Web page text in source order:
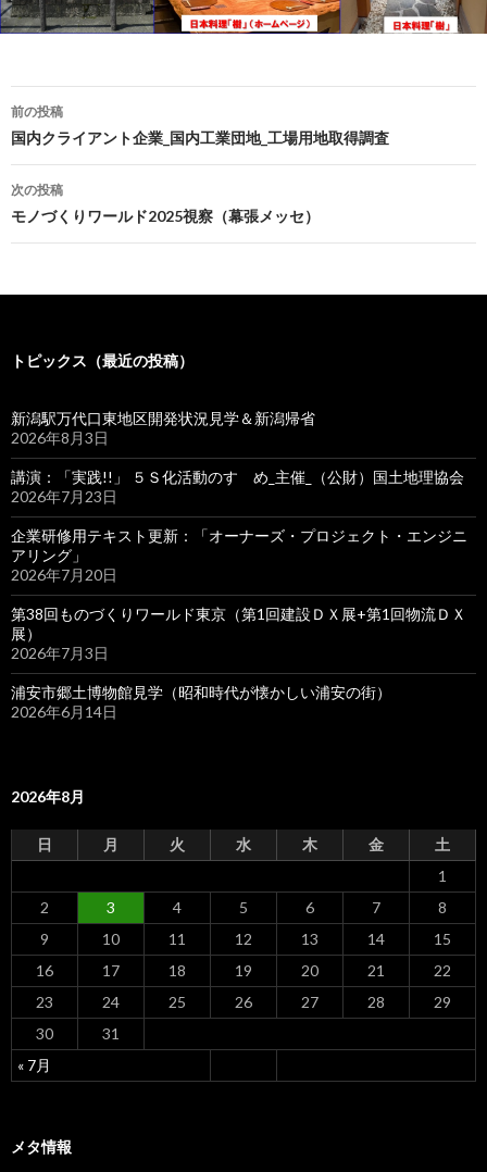
投稿ナビゲーション
前の投稿
国内クライアント企業_国内工業団地_工場用地取得調査
次の投稿
モノづくりワールド2025視察（幕張メッセ）
トピックス（最近の投稿）
新潟駅万代口東地区開発状況見学＆新潟帰省
2026年8月3日
講演：「実践!!」 ５Ｓ化活動のすゝめ_主催_（公財）国土地理協会
2026年7月23日
企業研修用テキスト更新：「オーナーズ・プロジェクト・エンジニ
アリング」
2026年7月20日
第38回ものづくりワールド東京（第1回建設ＤＸ展+第1回物流ＤＸ
展）
2026年7月3日
浦安市郷土博物館見学（昭和時代が懐かしい浦安の街）
2026年6月14日
2026年8月
日 月 火 水 木 金 土
« 7月
1
2
3 4 5 6 7
8
9
10 11 12 13 14
15
16
17 18 19 20 21
22
23
24 25 26 27 28
29
30
31
メタ情報